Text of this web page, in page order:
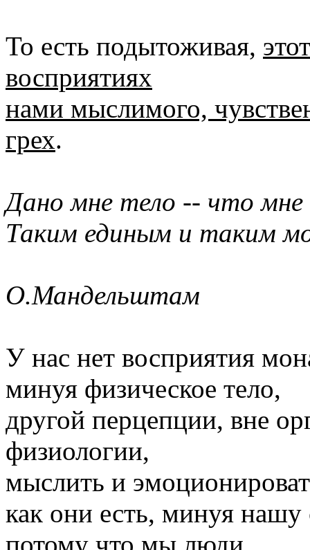
То есть подытоживая,
восприятиях
нами мыслимого,
грех.
Дано мне тело -- что мне
Таким единым и таким
О.Мандельштам
У нас нет восприятия
минуя физическое тело,
другой перцепции, вне
физиологии,
мыслить и
как они есть, минуя нашу